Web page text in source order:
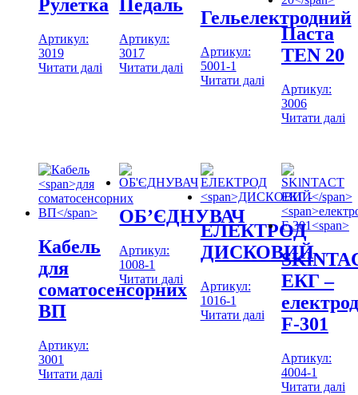
Рулетка
Артикул:
3019
Читати далі
Педаль
Артикул:
3017
Читати далі
Гельелектродний
Артикул:
5001-1
Читати далі
Паста
TEN 20
Артикул:
3006
Читати далі
Кабель
для
соматосенсорних
ВП
Артикул:
3001
Читати далі
ОБ’ЄДНУВАЧ
Артикул:
1008-1
Читати далі
ЕЛЕКТРОД
ДИСКОВИЙ
Артикул:
1016-1
Читати далі
ЕКГ –
F-301
Артикул:
4004-1
Читати далі